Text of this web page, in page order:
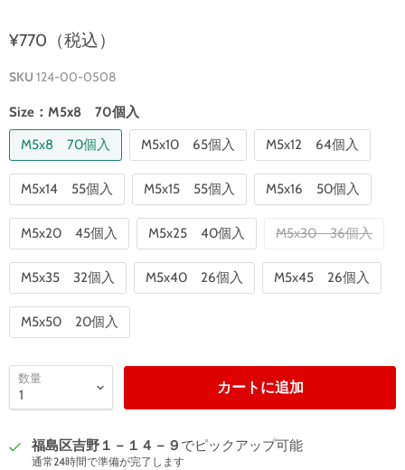
¥770（税込）
SKU 124-00-0508
Size： M5x8 70個入
M5x8 70個入
M5x10 65個入 M5x12 64個入
M5x14 55個入 M5x15 55個入 M5x16 50個入
M5x20 45個入 M5x25 40個入 M5x30 36個入
M5x35 32個入 M5x40 26個入 M5x45 26個入
M5x50 20個入
数量
カートに追加
福島区吉野１－１４－９ でピックアップ可能
通常24時間で準備が完了します